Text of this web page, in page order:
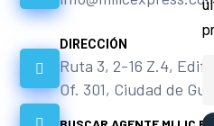
DIRECCIÓN
Ruta 3, 2-16 Z.4, Edif.
Of. 301, Ciudad de